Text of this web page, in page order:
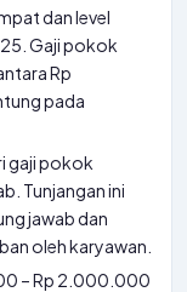
dan level
Gaji pokok
Rp
pada
gaji pokok
Tunjangan ini
jawab dan
oleh karyawan.
– Rp 2.000.000